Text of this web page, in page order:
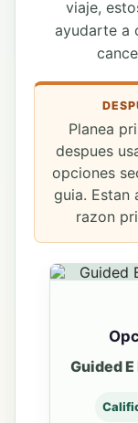
viaje,
ayudarte a
Planea
despues
opciones
guia. Estan
razon
Guided